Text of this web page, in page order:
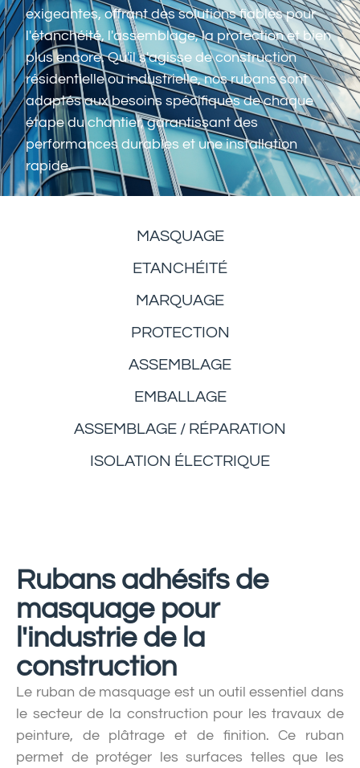
exigeantes, offrant des solutions fiables pour
l'étanchéité, l'assemblage, la protection et bien
plus encore. Qu'il s'agisse de construction
résidentielle ou industrielle, nos rubans sont
adaptés aux besoins spécifiques de chaque
étape du chantier, garantissant des
performances durables et une installation
rapide.
MASQUAGE
ETANCHÉITÉ
MARQUAGE
PROTECTION
ASSEMBLAGE
EMBALLAGE
ASSEMBLAGE / RÉPARATION
ISOLATION ÉLECTRIQUE
Rubans adhésifs de
masquage pour
l'industrie de la
construction
Le ruban de masquage est un outil essentiel dans
le secteur de la construction pour les travaux de
peinture, de plâtrage et de finition. Ce ruban
permet de protéger les surfaces telles que les